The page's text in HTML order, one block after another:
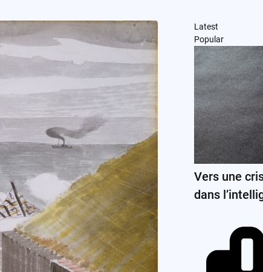
Latest
Popular
Vers une
dans